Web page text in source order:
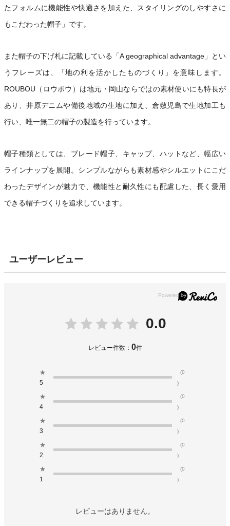
たフォルムに機能性や快適さを加えた、スタイリングのしやすさに
もこだわった帽子」です。
また帽子の下げ札に記載している「A geographical advantage」とい
うフレーズは、「地の利を活かしたものづくり」を意味します。
ROUBOU（ロウボウ）は地元・岡山ならではの素材使いにも特長が
あり、井原デニムや備後地域の生地に加え、倉敷児島で生地加工も
行い、唯一無二の帽子の製造を行っています。
帽子種類としては、ブレード帽子、キャップ、ハットなど、幅広い
ラインナップを展開。シンプルながらも素材感やシルエットにこだ
わったデザインが魅力で、機能性と耐久性にも配慮した、長く愛用
できる帽子づくりを追求しています。
ユーザーレビュー
0.0
レビュー件数： 0件
★
5
(0
)
★
4
(0
)
★
3
(0
)
★
2
(0
)
★
1
(0
)
レビューはありません。